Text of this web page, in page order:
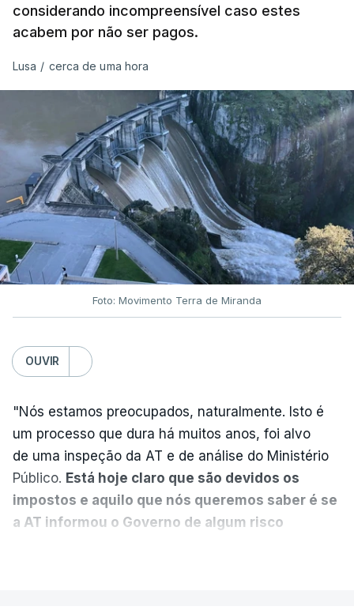
frente da polícia criminal, Luís Neves está há
praticamente um mês sem sair do topo das
ARTIGOS RELACIONADOS
Nova polémica com Luís
Neves. Ministro nega
favorecimento a construtora
DST
7 Agosto 2026, 20:28
Diretor financeiro da PJ
nega que Construbarcelos
tenha feito obras na casa
onde vive
atualizado 7 Agosto 2026, 15:56
considerando incompreensível caso estes
acabem por não ser pagos.
Lusa / cerca de uma hora
Foto: Movimento Terra de Miranda
OUVIR
"Nós estamos preocupados, naturalmente. Isto é
um processo que dura há muitos anos, foi alvo
de uma inspeção da AT e de análise do Ministério
Público. Está hoje claro que são devidos os
impostos e aquilo que nós queremos saber é se
a AT informou o Governo de algum risco